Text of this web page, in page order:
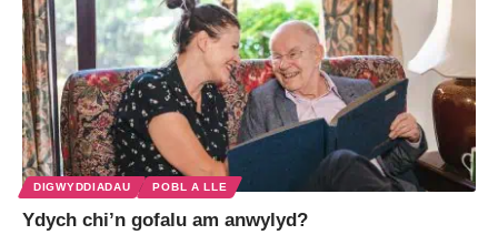
DIGWYDDIADAU POBL A LLE
Ydych chi’n gofalu am anwylyd?